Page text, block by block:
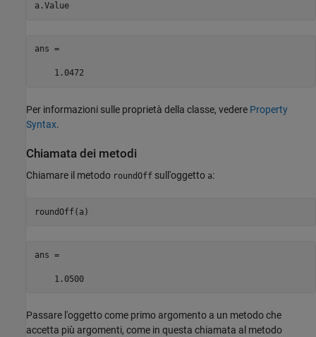
a.Value
ans =
Per informazioni sulle proprietà della classe, vedere Property
Syntax.
Chiamata dei metodi
Chiamare il metodo roundOff sull'oggetto a:
roundOff(a)
ans =
    1.0500
Passare l'oggetto come primo argomento a un metodo che
accetta più argomenti, come in questa chiamata al metodo